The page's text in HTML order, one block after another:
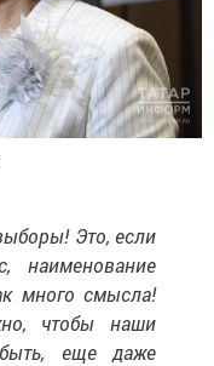
Это, если
наименование
много смысла!
чтобы наши
еще даже